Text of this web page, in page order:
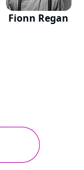
Fionn Regan